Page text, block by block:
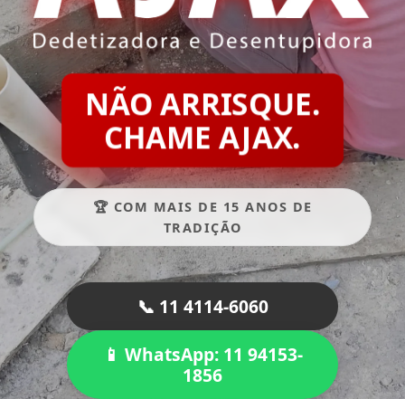
NÃO ARRISQUE.
CHAME AJAX.
🏆 COM MAIS DE 15 ANOS DE
TRADIÇÃO
📞 11 4114-6060
📱 WhatsApp: 11 94153-
1856